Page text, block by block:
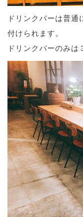
ドリンクバーは普
付けられます。
ドリンクバーのみは